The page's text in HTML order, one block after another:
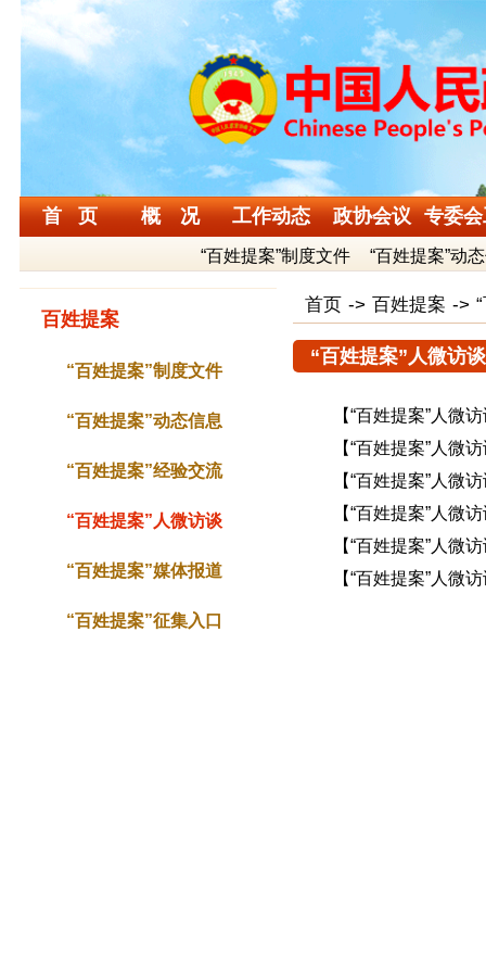
首 页 概 况 工作动态 政协会议 专委
“百姓提案”制度文件 “百姓提案”动
百姓提案
“百姓提案”制度文件
“百姓提案”动态信息
“百姓提案”经验交流
“百姓提案”人微访谈
“百姓提案”媒体报道
“百姓提案”征集入口
首页 -> 百姓提案 ->
“百姓提案”人微访谈
【“百姓提案”人微
【“百姓提案”人微
【“百姓提案”人微
【“百姓提案”人微
【“百姓提案”人微
【“百姓提案”人微